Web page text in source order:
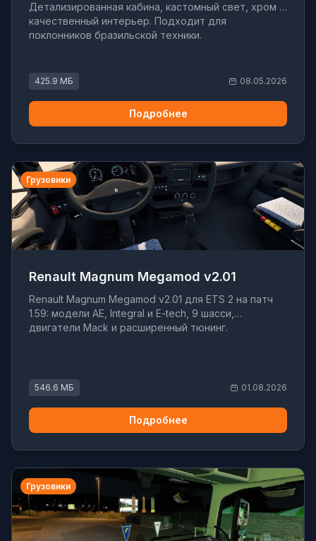
Детализированная кабина, кастомный свет, хром и
качественный интерьер. Подходит для
поклонников бразильской техники.
425.9 МБ 08.05.2026
Подробнее
Грузовики
Renault Magnum Megamod v2.01
Renault Magnum Megamod v2.01 для ETS 2 на патч
1.59: модели AE, Integral и E-tech, 9 шасси,
двигатели Mack и расширенный тюнинг.
546.6 МБ 01.08.2026
Подробнее
Грузовики